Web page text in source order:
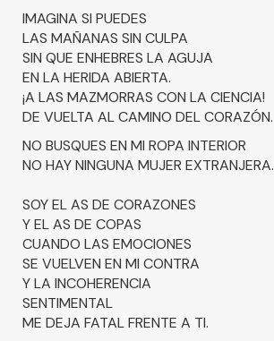
IMAGINA SI PUEDES
LAS MAÑANAS SIN CULPA
SIN QUE ENHEBRES LA AGUJA
EN LA HERIDA ABIERTA.
¡A LAS MAZMORRAS CON LA CIENCIA!
DE VUELTA AL CAMINO DEL CORAZÓN.
NO BUSQUES EN MI ROPA INTERIOR
NO HAY NINGUNA MUJER EXTRANJERA.
SOY EL AS DE CORAZONES
Y EL AS DE COPAS
CUANDO LAS EMOCIONES
SE VUELVEN EN MI CONTRA
Y LA INCOHERENCIA
SENTIMENTAL
ME DEJA FATAL FRENTE A TI.